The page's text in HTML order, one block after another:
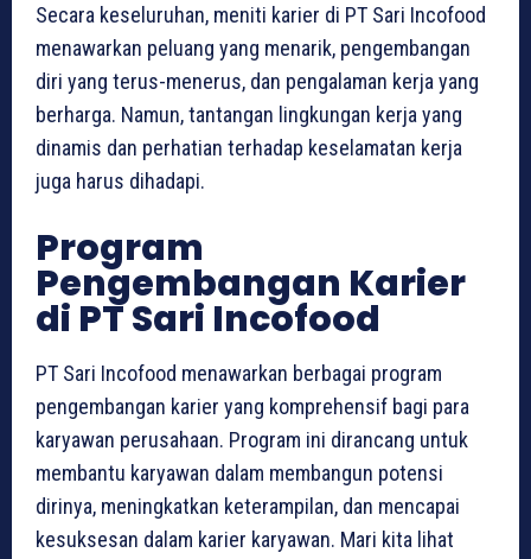
Secara keseluruhan, meniti karier di PT Sari Incofood
menawarkan peluang yang menarik, pengembangan
diri yang terus-menerus, dan pengalaman kerja yang
berharga. Namun, tantangan lingkungan kerja yang
dinamis dan perhatian terhadap keselamatan kerja
juga harus dihadapi.
Program
Pengembangan Karier
di PT Sari Incofood
PT Sari Incofood menawarkan berbagai program
pengembangan karier yang komprehensif bagi para
karyawan perusahaan. Program ini dirancang untuk
membantu karyawan dalam membangun potensi
dirinya, meningkatkan keterampilan, dan mencapai
kesuksesan dalam karier karyawan. Mari kita lihat